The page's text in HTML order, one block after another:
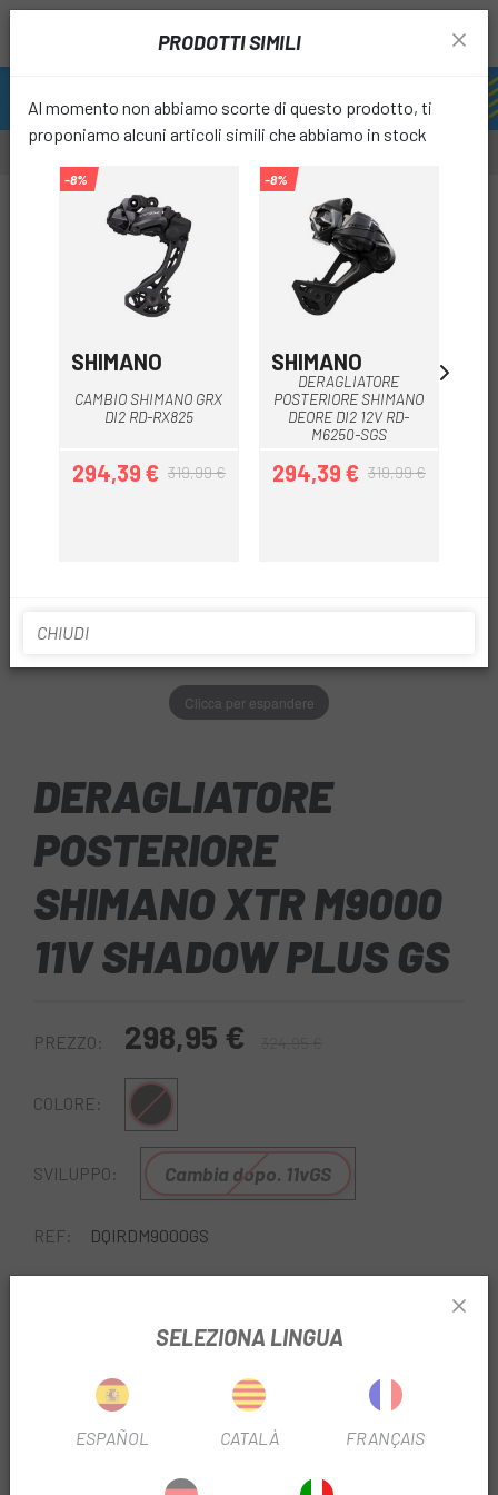
Clicca per espandere
DERAGLIATORE
POSTERIORE
SHIMANO XTR M9000
11V SHADOW PLUS GS
PREZZO: 298,95 €
COLORE: Multiplo
SVILUPPO: Cambia dopo. 11vGS
REF: DQIRDM9000GS
PRODOTTI SIMILI
Al momento non abbiamo scorte di questo prodotto, ti
proponiamo alcuni articoli simili che abbiamo in stock
-8%
SHIMANO
CAMBIO SHIMANO GRX
DI2 RD-RX825
Prezzo
294,39 €Prezzo base
319,99 €
-8%
SHIMANO
DERAGLIATORE
POSTERIORE SHIMANO
DEORE DI2 12V RD-
M6250-SGS
Prezzo
294,39 €Prezzo base
319,99 €
CHIUDI
e Shimano ti offrono la migliore selezione di
posteriore Shimano XTR M9000 Shadow Plus GS a 11
è un deragliatore posteriore progettato per
PER SAPERNE DI PIÙ
SELEZIONA LINGUA
ESPAÑOL CATALÀ FRANÇAIS